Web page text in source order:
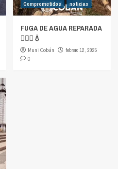
Comprometidos
noticias
FUGA DE AGUA REPARADA
👷🏻‍♂️💧
Muni Cobán
febrero 12, 2025
0